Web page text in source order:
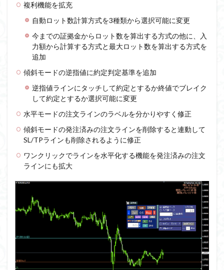
複利機能を拡充
自動ロット数計算方式を3種類から選択可能に変更
今までの証拠金からロット数を算出する方式の他に、入
力額から計算する方式と最大ロット数を算出する方式を
追加
傾斜モードの逆指値に約定判定基準を追加
逆指値ラインにタッチして約定とするか終値でブレイク
して約定とするか選択可能に変更
水平モードの注文ラインのラベルを分かりやすく修正
傾斜モードの発注済みの注文ラインを削除すると連動して
SL/TPラインも削除されるように修正
ワンクリックでラインを水平化する機能を発注済みの注文
ラインにも拡大